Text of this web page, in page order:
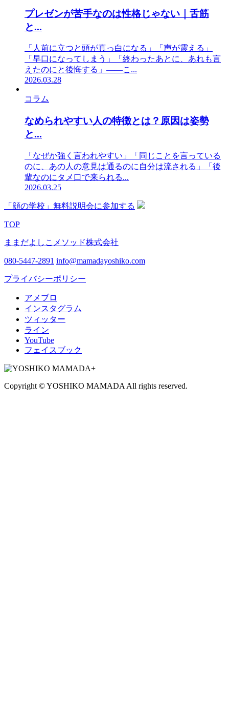
プレゼンが苦手なのは性格じゃない｜舌筋
と...
「人前に立つと頭が真っ白になる」「声が震える」
「早口になってしまう」「終わったあとに、あれも言
えたのにと後悔する」——こ...
2026.03.28
コラム
なめられやすい人の特徴とは？原因は姿勢
と...
「なぜか強く言われやすい」「同じことを言っている
のに、あの人の意見は通るのに自分は流される」「後
輩なのにタメ口で来られる...
2026.03.25
「顔の学校」無料説明会に参加する
TOP
ままだよしこメソッド株式会社
080-5447-2891 info@mamadayoshiko.com
プライバシーポリシー
アメブロ
インスタグラム
ツィッター
ライン
YouTube
フェイスブック
Copyright © YOSHIKO MAMADA All rights reserved.